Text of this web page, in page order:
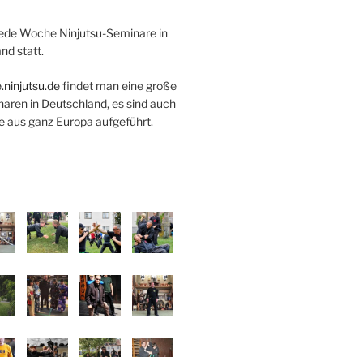
Woche Ninjutsu-Seminare in
statt.
findet man eine große
in Deutschland, es sind auch
aus ganz Europa aufgeführt.